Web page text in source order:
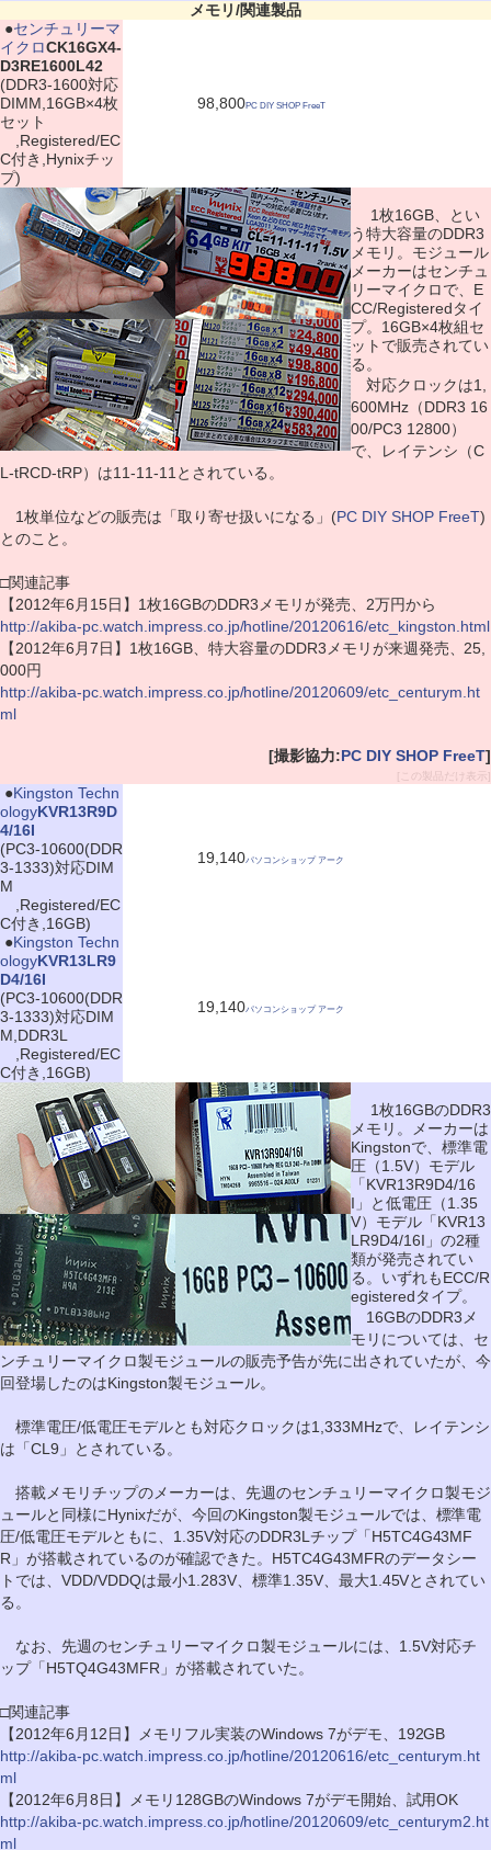
メモリ/関連製品
●センチュリーマ
イクロCK16GX4-
D3RE1600L42
(DDR3-1600対応
DIMM,16GB×4枚
セット
,Registered/EC
C付き,Hynixチッ
プ)
98,800PC DIY SHOP FreeT
1枚16GB、とい
う特大容量のDDR3
メモリ。モジュール
メーカーはセンチュ
リーマイクロで、E
CC/Registeredタイ
プ。16GB×4枚組セ
ットで販売されてい
る。
対応クロックは1,
600MHz（DDR3 16
00/PC3 12800）
で、レイテンシ（C
L-tRCD-tRP）は11-11-11とされている。
1枚単位などの販売は「取り寄せ扱いになる」(PC DIY SHOP FreeT)
とのこと。
□関連記事
【2012年6月15日】1枚16GBのDDR3メモリが発売、2万円から
http://akiba-pc.watch.impress.co.jp/hotline/20120616/etc_kingston.html
【2012年6月7日】1枚16GB、特大容量のDDR3メモリが来週発売、25,
000円
http://akiba-pc.watch.impress.co.jp/hotline/20120609/etc_centurym.ht
ml
[撮影協力:PC DIY SHOP FreeT]
[この製品だけ表示]
●Kingston Techn
ologyKVR13R9D
4/16I
(PC3-10600(DDR
3-1333)対応DIM
M
,Registered/EC
C付き,16GB)
19,140パソコンショップ アーク
●Kingston Techn
ologyKVR13LR9
D4/16I
(PC3-10600(DDR
3-1333)対応DIM
M,DDR3L
,Registered/EC
C付き,16GB)
19,140パソコンショップ アーク
1枚16GBのDDR3
メモリ。メーカーは
Kingstonで、標準電
圧（1.5V）モデル
「KVR13R9D4/16
I」と低電圧（1.35
V）モデル「KVR13
LR9D4/16I」の2種
類が発売されてい
る。いずれもECC/R
egisteredタイプ。
16GBのDDR3メ
モリについては、セ
ンチュリーマイクロ製モジュールの販売予告が先に出されていたが、今
回登場したのはKingston製モジュール。
標準電圧/低電圧モデルとも対応クロックは1,333MHzで、レイテンシ
は「CL9」とされている。
搭載メモリチップのメーカーは、先週のセンチュリーマイクロ製モジ
ュールと同様にHynixだが、今回のKingston製モジュールでは、標準電
圧/低電圧モデルともに、1.35V対応のDDR3Lチップ「H5TC4G43MF
R」が搭載されているのが確認できた。H5TC4G43MFRのデータシー
トでは、VDD/VDDQは最小1.283V、標準1.35V、最大1.45Vとされてい
る。
なお、先週のセンチュリーマイクロ製モジュールには、1.5V対応チ
ップ「H5TQ4G43MFR」が搭載されていた。
□関連記事
【2012年6月12日】メモリフル実装のWindows 7がデモ、192GB
http://akiba-pc.watch.impress.co.jp/hotline/20120616/etc_centurym.ht
ml
【2012年6月8日】メモリ128GBのWindows 7がデモ開始、試用OK
http://akiba-pc.watch.impress.co.jp/hotline/20120609/etc_centurym2.ht
ml